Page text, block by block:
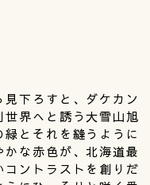
下ろすと、ダケカン
界へと誘う大雪山旭
とそれを縫うように
な赤色が、北海道最
ントラストを創りだ